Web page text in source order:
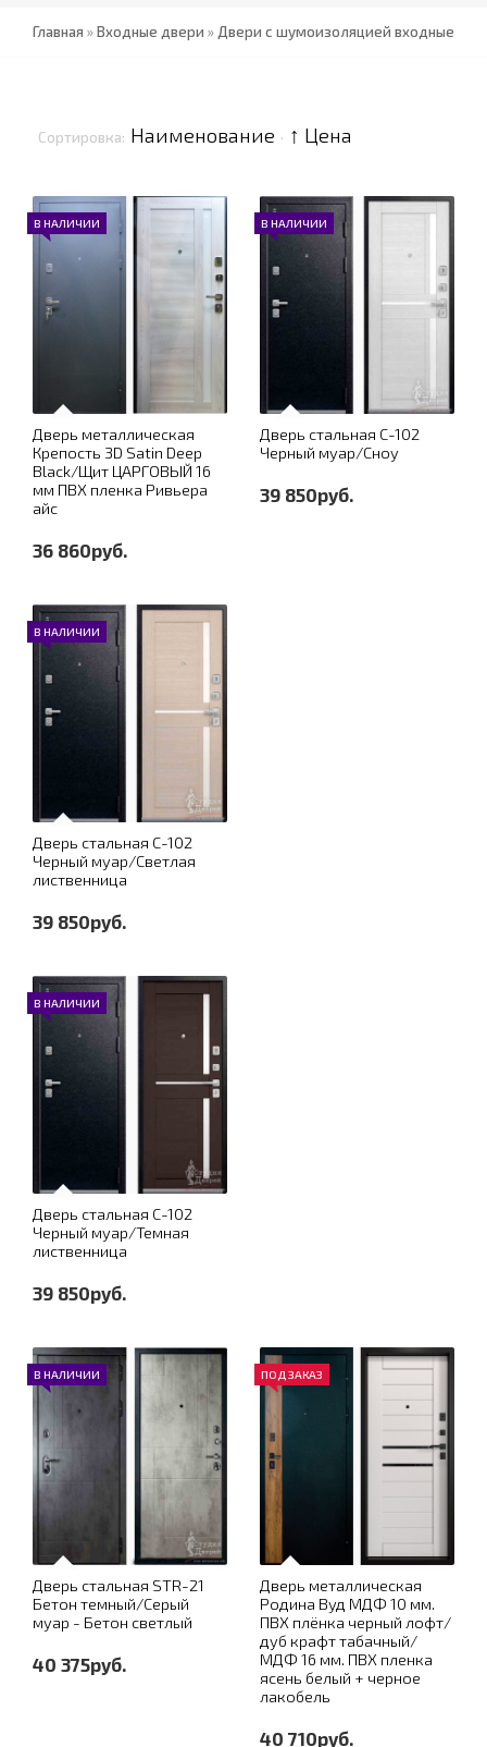
Главная »Входные двери » Двери с шумоизоляцией входные
Сортировка: Наименование · ↑ Цена
В НАЛИЧИИ
Дверь металлическая
Крепость 3D Satin Deep
Black/Щит ЦАРГОВЫЙ 16
мм ПВХ пленка Ривьера
айс
36 860руб.
В НАЛИЧИИ
Дверь стальная С-102
Черный муар/Сноу
39 850руб.
В НАЛИЧИИ
Дверь стальная С-102
Черный муар/Светлая
лиственница
39 850руб.
В НАЛИЧИИ
Дверь стальная С-102
Черный муар/Темная
лиственница
39 850руб.
В НАЛИЧИИ
Дверь стальная STR-21
Бетон темный/Серый
муар - Бетон светлый
40 375руб.
ПОД ЗАКАЗ
Дверь металлическая
Родина Вуд МДФ 10 мм.
ПВХ плёнка черный лофт/
дуб крафт табачный/
МДФ 16 мм. ПВХ пленка
ясень белый + черное
лакобель
40 710руб.